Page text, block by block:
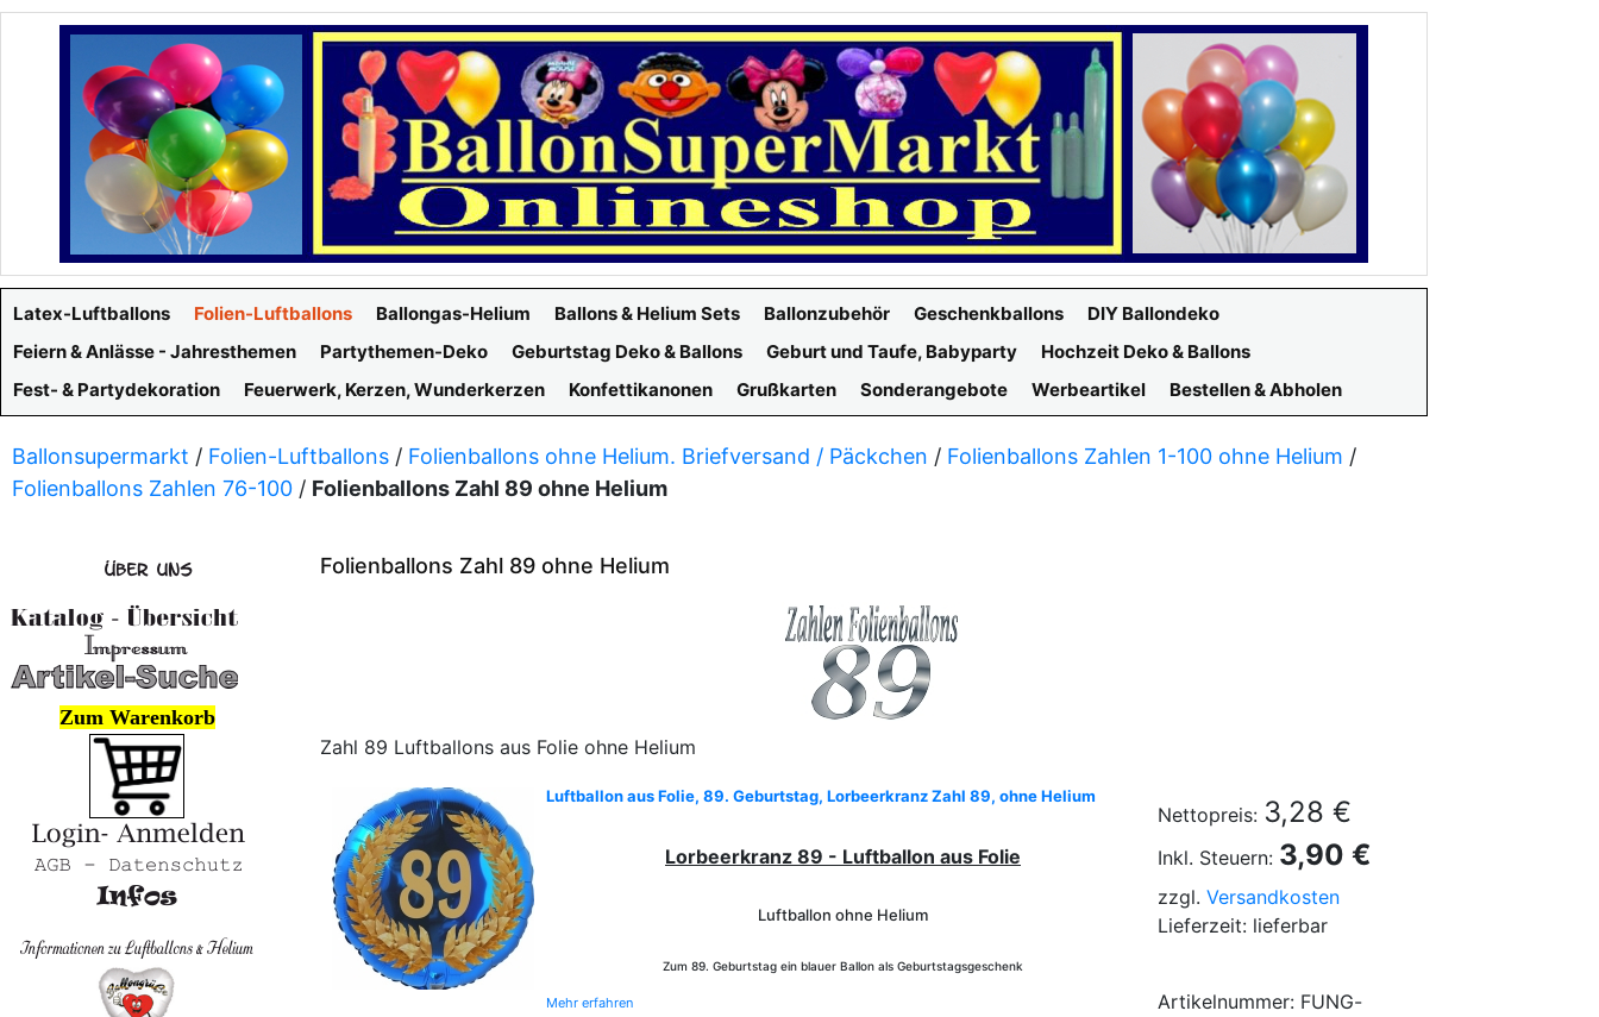
Latex-Luftballons Folien-Luftballons Ballongas-Helium Ballons & Helium Sets Ballonzubehör Geschenkballons
DIY Ballondeko
Feiern & Anlässe - Jahresthemen
Partythemen-Deko Geburtstag Deko & Ballons Geburt und Taufe, Babyparty
Hochzeit Deko & Ballons
Fest- & Partydekoration
Feuerwerk, Kerzen, Wunderkerzen Konfettikanonen Grußkarten Sonderangebote Werbeartikel Bestellen & Abholen
Ballonsupermarkt / Folien-Luftballons / Folienballons ohne Helium. Briefversand / Päckchen / Folienballons Zahlen 1-100 ohne Helium /
Folienballons Zahlen 76-100 / Folienballons Zahl 89 ohne Helium
Folienballons Zahl 89 ohne Helium
Zahl 89 Luftballons aus Folie ohne Helium
Luftballon aus Folie, 89. Geburtstag, Lorbeerkranz Zahl 89, ohne Helium
Lorbeerkranz 89 - Luftballon aus Folie
Luftballon ohne Helium
Zum 89. Geburtstag ein blauer Ballon als Geburtstagsgeschenk
Mehr erfahren
Nettopreis: 3,28 €
Inkl. Steuern: 3,90 €
zzgl. Versandkosten
Lieferzeit: lieferbar
Artikelnummer: FUNG-
Zum Warenkorb